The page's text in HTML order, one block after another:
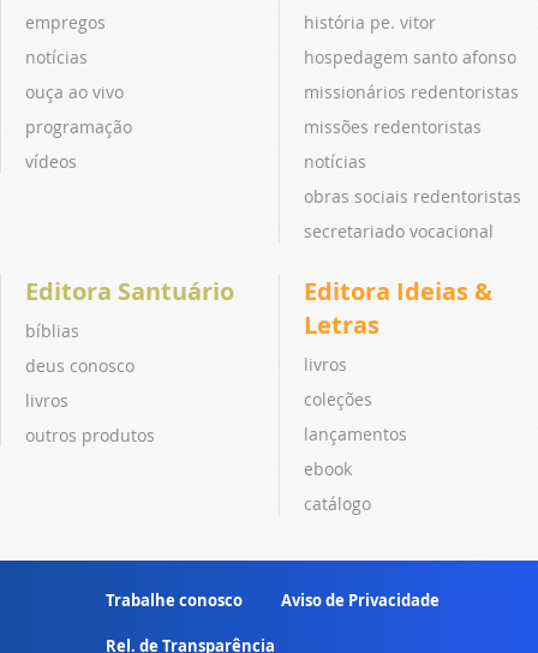
empregos
notícias
ouça ao vivo
programação
vídeos
história pe. vitor
hospedagem santo afonso
missionários redentoristas
missões redentoristas
notícias
obras sociais redentoristas
secretariado vocacional
Editora Santuário
bíblias
deus conosco
livros
outros produtos
Editora Ideias &
Letras
livros
coleções
lançamentos
ebook
catálogo
Trabalhe conosco Aviso de Privacidade
Rel. de Transparência